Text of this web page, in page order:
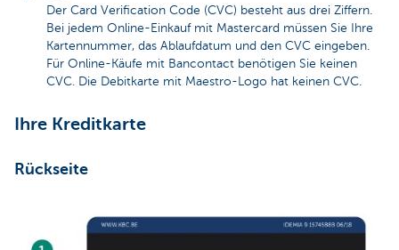
Der Card Verification Code (CVC) besteht aus drei Ziffern.
Bei jedem Online-Einkauf mit Mastercard müssen Sie Ihre
Kartennummer, das Ablaufdatum und den CVC eingeben.
Für Online-Käufe mit Bancontact benötigen Sie keinen
CVC. Die Debitkarte mit Maestro-Logo hat keinen CVC.
Ihre Kreditkarte
Rückseite